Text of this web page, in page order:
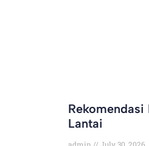
Lantai
admin July 30, 2026